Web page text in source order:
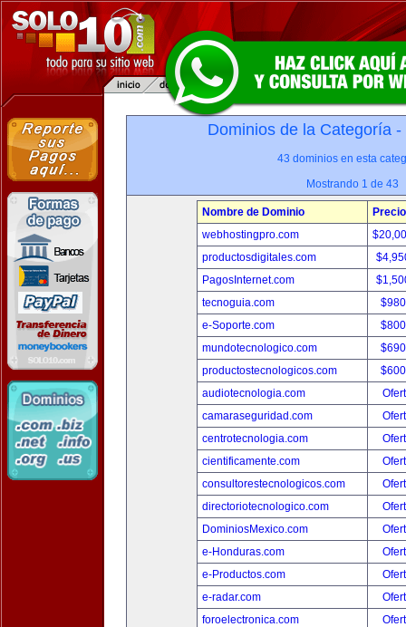
Dominios de la Categoría -
43 dominios en esta
Mostrando 1 de 43
Nombre de Dominio
Precio
webhostingpro.com
productosdigitales.com
PagosInternet.com
tecnoguia.com
e-Soporte.com
mundotecnologico.com
productostecnologicos.com
audiotecnologia.com
camaraseguridad.com
centrotecnologia.com
cientificamente.com
consultorestecnologicos.com
directoriotecnologico.com
DominiosMexico.com
e-Honduras.com
e-Productos.com
e-radar.com
foroelectronica.com